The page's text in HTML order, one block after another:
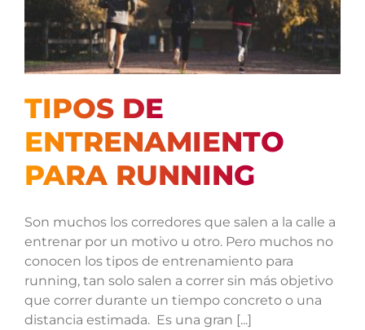
TIPOS DE
ENTRENAMIENTO
PARA RUNNING
Son muchos los corredores que salen a la calle a
entrenar por un motivo u otro. Pero muchos no
conocen los tipos de entrenamiento para
running, tan solo salen a correr sin más objetivo
que correr durante un tiempo concreto o una
distancia estimada. Es una gran [...]